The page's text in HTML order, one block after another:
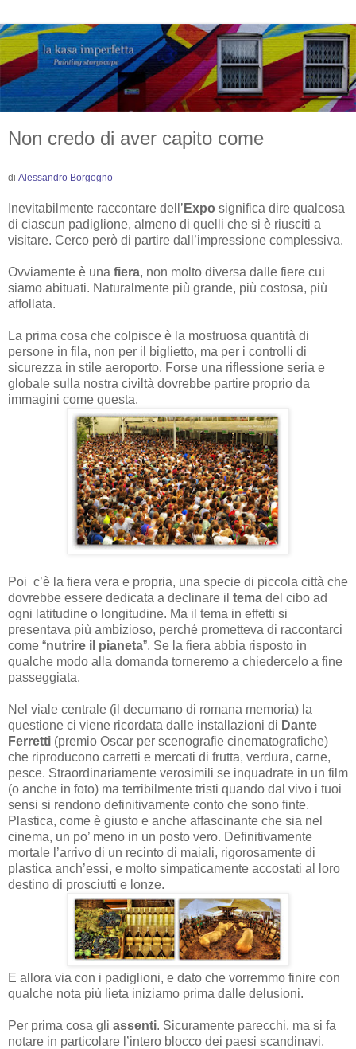
Non credo di aver capito come
di Alessandro Borgogno
Inevitabilmente raccontare dell’ Expo significa dire qualcosa
di ciascun padiglione, almeno di quelli che si è riusciti a
visitare. Cerco però di partire dall’impressione complessiva.
Ovviamente è una fiera, non molto diversa dalle fiere cui
siamo abituati. Naturalmente più grande, più costosa, più
affollata.
La prima cosa che colpisce è la mostruosa quantità di
persone in fila, non per il biglietto, ma per i controlli di
sicurezza in stile aeroporto. Forse una riflessione seria e
globale sulla nostra civiltà dovrebbe partire proprio da
immagini come questa.
Poi c’è la fiera vera e propria, una specie di piccola città che
dovrebbe essere dedicata a declinare il tema del cibo ad
ogni latitudine o longitudine. Ma il tema in effetti si
presentava più ambizioso, perché prometteva di raccontarci
come “nutrire il pianeta”. Se la fiera abbia risposto in
qualche modo alla domanda torneremo a chiedercelo a fine
passeggiata.
Nel viale centrale (il decumano di romana memoria) la
questione ci viene ricordata dalle installazioni di Dante
Ferretti (premio Oscar per scenografie cinematografiche)
che riproducono carretti e mercati di frutta, verdura, carne,
pesce. Straordinariamente verosimili se inquadrate in un film
(o anche in foto) ma terribilmente tristi quando dal vivo i tuoi
sensi si rendono definitivamente conto che sono finte.
Plastica, come è giusto e anche affascinante che sia nel
cinema, un po’ meno in un posto vero. Definitivamente
mortale l’arrivo di un recinto di maiali, rigorosamente di
plastica anch’essi, e molto simpaticamente accostati al loro
destino di prosciutti e lonze.
E allora via con i padiglioni, e dato che vorremmo finire con
qualche nota più lieta iniziamo prima dalle delusioni.
Per prima cosa gli assenti. Sicuramente parecchi, ma si fa
notare in particolare l’intero blocco dei paesi scandinavi.